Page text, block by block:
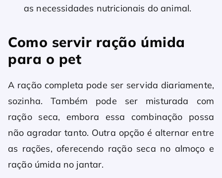
as necessidades nutricionais do animal.
Como servir ração úmida
para o pet
A ração completa pode ser servida diariamente,
sozinha. Também pode ser misturada com
ração seca, embora essa combinação possa
não agradar tanto. Outra opção é alternar entre
as rações, oferecendo ração seca no almoço e
ração úmida no jantar.